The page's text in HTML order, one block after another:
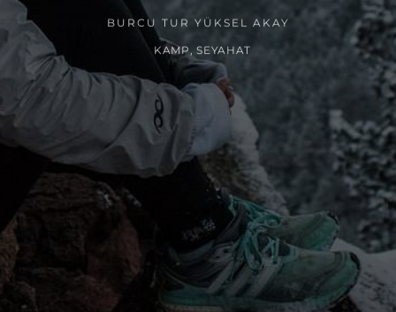
BURCU TUR YÜKSEL AKAY
KAMP,SEYAHAT